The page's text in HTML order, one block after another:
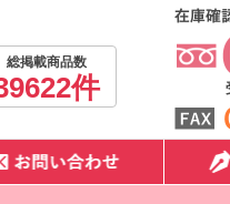
総掲載商品数
件